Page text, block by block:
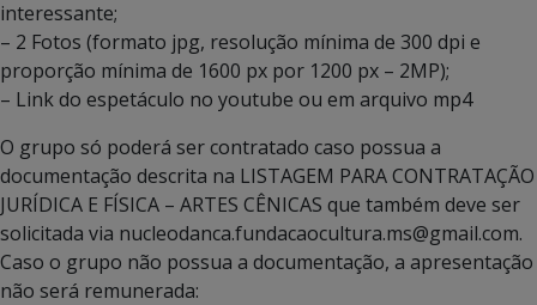
interessante;
– 2 Fotos (formato jpg, resolução mínima de 300 dpi e
proporção mínima de 1600 px por 1200 px – 2MP);
– Link do espetáculo no youtube ou em arquivo mp4
O grupo só poderá ser contratado caso possua a
documentação descrita na LISTAGEM PARA CONTRATAÇÃO
JURÍDICA E FÍSICA – ARTES CÊNICAS que também deve ser
solicitada via nucleodanca.fundacaocultura.ms@gmail.com.
Caso o grupo não possua a documentação, a apresentação
não será remunerada: